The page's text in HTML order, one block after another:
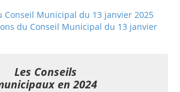
Conseil Municipal du 13 janvier 2025
du Conseil Municipal du 13 janvier
Les Conseils
en 2024